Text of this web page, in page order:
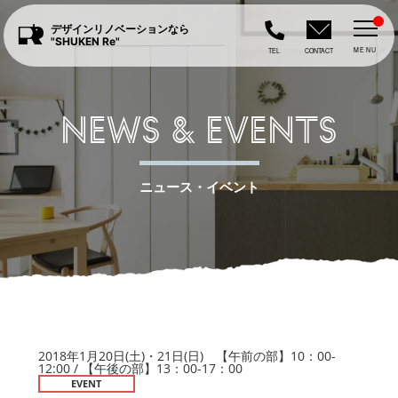
デザインリノベーションなら
"SHUKEN Re"
TEL CONTACT MENU
NEWS & EVENTS
ニュース・イベント
2018年1月20日(土)・21日(日) 【午前の部】10：00-
12:00 / 【午後の部】13：00-17：00
EVENT